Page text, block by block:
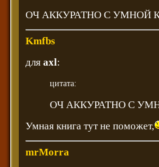
ОЧ АККУРАТНО С УМНОЙ
Kmfbs
для axl:
цитата:
ОЧ АККУРАТНО С
Умная книга тут не поможет,
mrMorra